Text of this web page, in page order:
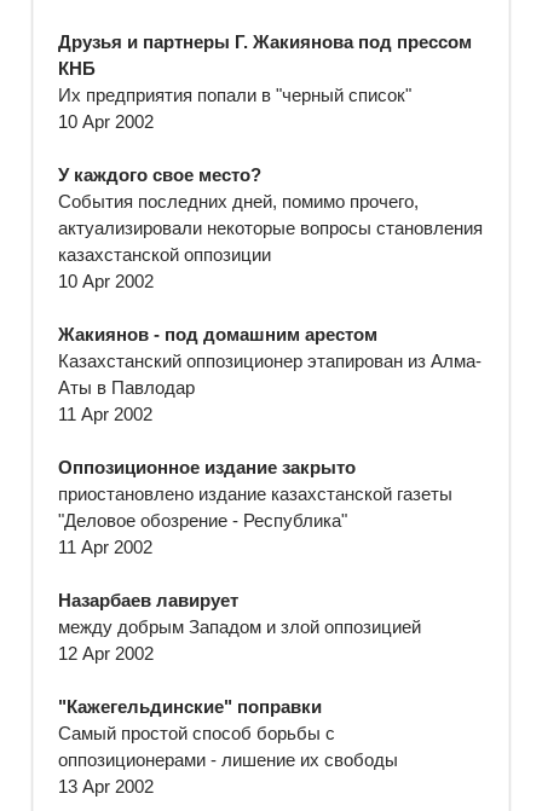
Друзья и партнеры Г. Жакиянова под прессом
КНБ
Их предприятия попали в "черный список"
10 Apr 2002
У каждого свое место?
События последних дней, помимо прочего,
актуализировали некоторые вопросы становления
казахстанской оппозиции
10 Apr 2002
Жакиянов - под домашним арестом
Казахстанский оппозиционер этапирован из Алма-
Аты в Павлодар
11 Apr 2002
Оппозиционное издание закрыто
приостановлено издание казахстанской газеты
"Деловое обозрение - Республика"
11 Apr 2002
Назарбаев лавирует
между добрым Западом и злой оппозицией
12 Apr 2002
"Кажегельдинские" поправки
Самый простой способ борьбы с
оппозиционерами - лишение их свободы
13 Apr 2002